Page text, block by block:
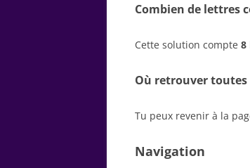
Combien de lettres
Cette solution compte 8
Où retrouver toutes
Tu peux revenir à la
Navigation